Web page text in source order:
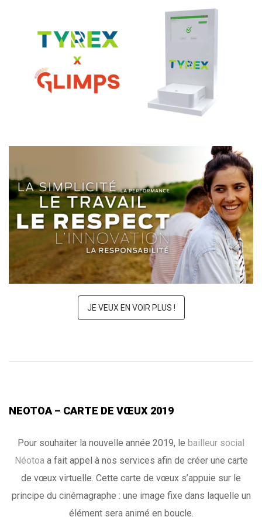
TYREX x GLIMPS
PROCANAR
JE VEUX EN VOIR PLUS !
NEOTOA – CARTE DE VŒUX 2019
Pour souhaiter la nouvelle année 2019, le bailleur social
Néotoaa fait appel à nos services afin de créer une carte
de vœux virtuelle. Cette carte de vœux s’appuie sur le
principe du cinémagraphe : une image fixe dans laquelle un
élément sera animé en boucle.